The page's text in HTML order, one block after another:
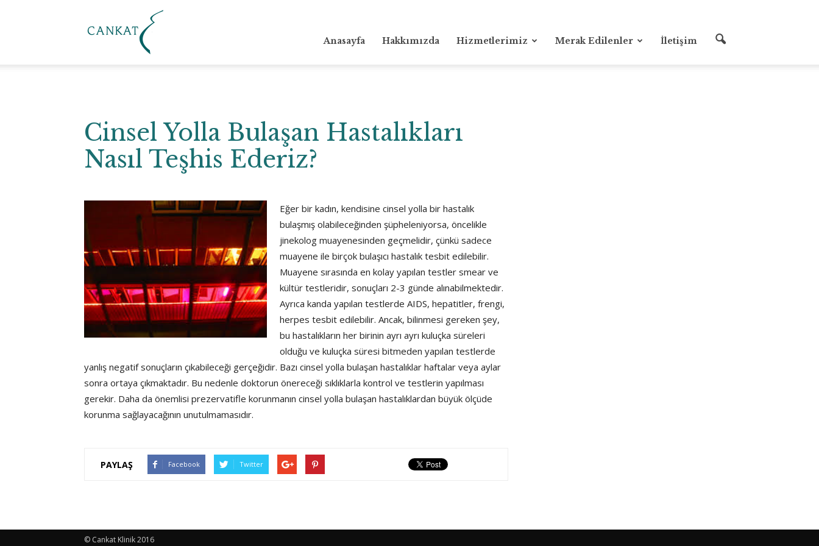
Anasayfa Hakkımızda Hizmetlerimiz Merak Edilenler İletişim
Cinsel Yolla Bulaşan Hastalıkları
Nasıl Teşhis Ederiz?
Eğer bir kadın, kendisine cinsel yolla bir hastalık
bulaşmış olabileceğinden şüpheleniyorsa, öncelikle
jinekolog muayenesinden geçmelidir, çünkü sadece
muayene ile birçok bulaşıcı hastalık tesbit edilebilir.
Muayene sırasında en kolay yapılan testler smear ve
kültür testleridir, sonuçları 2-3 günde alınabilmektedir.
Ayrıca kanda yapılan testlerde AIDS, hepatitler, frengi,
herpes tesbit edilebilir. Ancak, bilinmesi gereken şey,
bu hastalıkların her birinin ayrı ayrı kuluçka süreleri
olduğu ve kuluçka süresi bitmeden yapılan testlerde
yanlış negatif sonuçların çıkabileceği gerçeğidir. Bazı cinsel yolla bulaşan hastalıklar haftalar veya aylar
sonra ortaya çıkmaktadır. Bu nedenle doktorun önereceği sıklıklarla kontrol ve testlerin yapılması
gerekir. Daha da önemlisi prezervatifle korunmanın cinsel yolla bulaşan hastalıklardan büyük ölçüde
korunma sağlayacağının unutulmamasıdır.
PAYLAŞ Facebook Twitter
© Cankat Klinik 2016